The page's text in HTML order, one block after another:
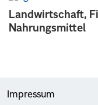
Landwirtschaft,
Nahrungsmittel
Impressum